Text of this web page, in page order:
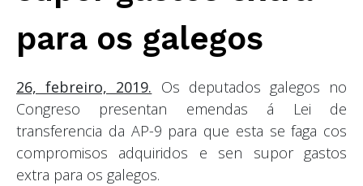
para os galegos
26, febreiro, 2019. Os deputados galegos no
Congreso presentan emendas á Lei de
transferencia da AP-9 para que esta se faga cos
compromisos adquiridos e sen supor gastos
extra para os galegos.